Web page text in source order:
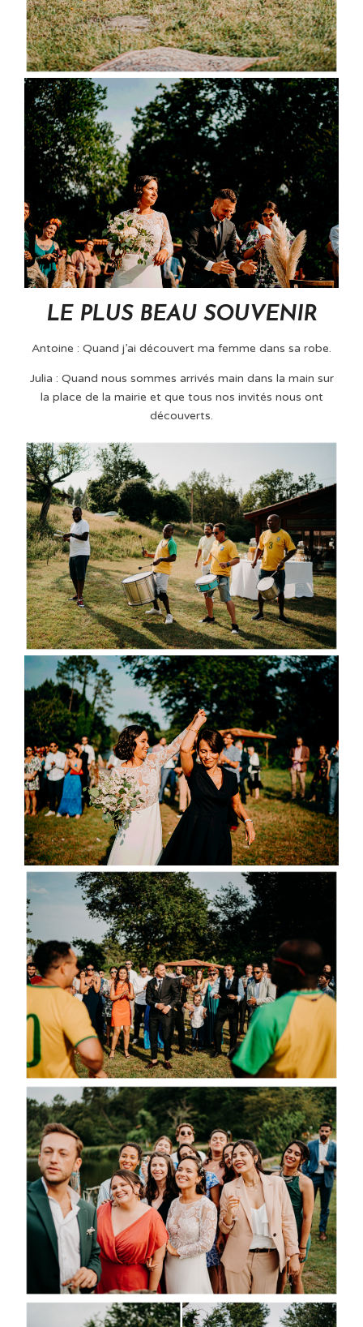
LE PLUS BEAU SOUVENIR
Antoine : Quand j’ai découvert ma femme dans sa robe.
Julia : Quand nous sommes arrivés main dans la main sur
la place de la mairie et que tous nos invités nous ont
découverts.